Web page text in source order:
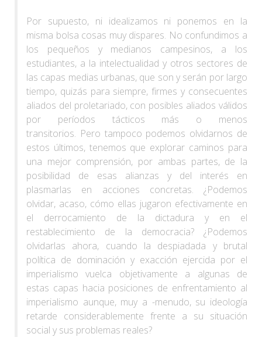
Por supuesto, ni idealizamos ni ponemos en la
misma bolsa cosas muy dispares. No confundimos a
los pequeños y medianos campesinos, a los
estudiantes, a la intelectualidad y otros sectores de
las capas medias urbanas, que son y serán por largo
tiempo, quizás para siempre, firmes y consecuentes
aliados del proletariado, con posibles aliados válidos
por períodos tácticos más o menos
transitorios. Pero tampoco podemos olvidarnos de
estos últimos, tenemos que explorar caminos para
una mejor comprensión, por ambas partes, de la
posibilidad de esas alianzas y del interés en
plasmarlas en acciones concretas. ¿Podemos
olvidar, acaso, cómo ellas jugaron efectivamente en
el derrocamiento de la dictadura y en el
restablecimiento de la democracia? ¿Podemos
olvidarlas ahora, cuando la despiadada y brutal
política de dominación y exacción ejercida por el
imperialismo vuelca objetivamente a algunas de
estas capas hacia posiciones de enfrentamiento al
imperialismo aunque, muy a -menudo, su ideología
retarde considerablemente frente a su situación
social y sus problemas reales?